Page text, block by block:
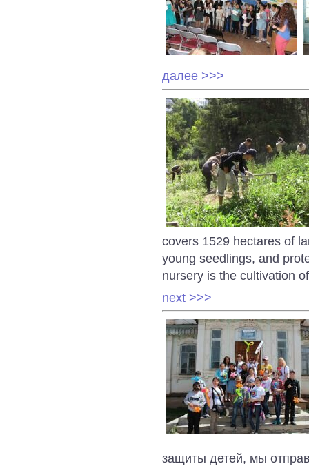
далее >>>
covers 1529 hectares of
young seedlings, and
nursery is the cultivation
next >>>
защиты детей, мы